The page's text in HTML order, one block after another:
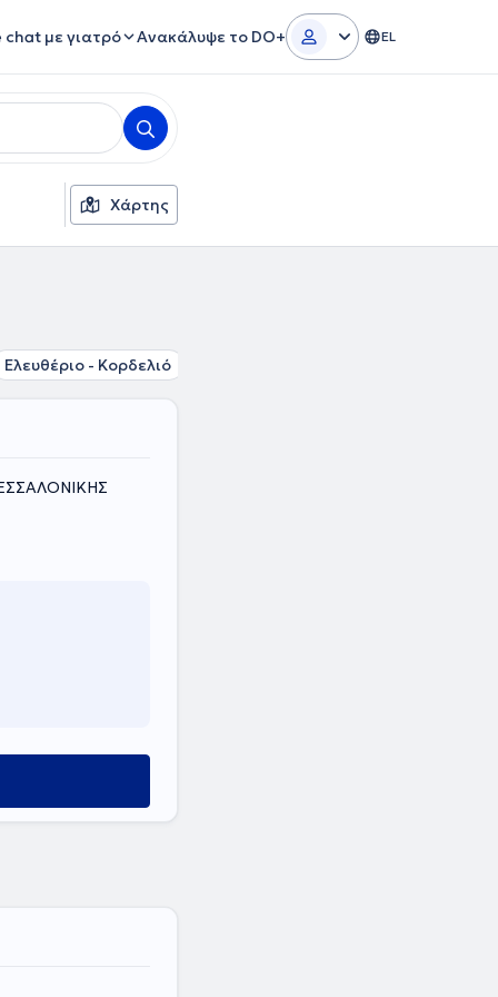
chat με γιατρό Ανακάλυψε το DO+ EL
Χάρτης
Ελευθέριο - Κορδελιό